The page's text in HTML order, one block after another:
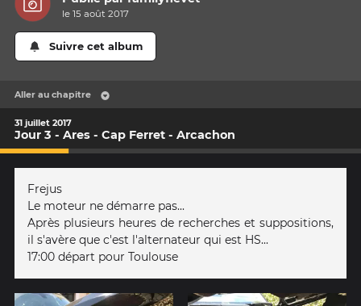
le 15 août 2017
Suivre cet album
Aller au chapitre
31 juillet 2017
Jour 3 - Ares - Cap Ferret - Arcachon
Frejus
Le moteur ne démarre pas...
Après plusieurs heures de recherches et suppositions,
il s'avère que c'est l'alternateur qui est HS...
17:00 départ pour Toulouse